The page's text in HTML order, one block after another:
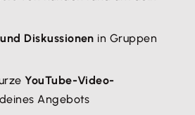
Diskussionen in Gruppen
YouTube-Video-
deines Angebots